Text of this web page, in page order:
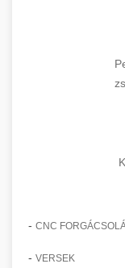
- CNC
- VERSEK